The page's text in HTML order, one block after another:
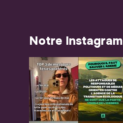
Notre Instagram